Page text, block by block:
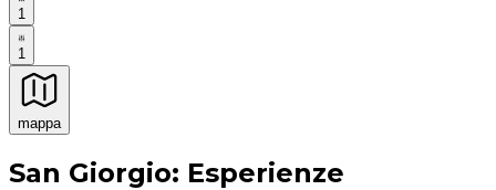
1
1
mappa
Esperienze culinarie indimenticabili: Esperienze
San Giorgio: Esperienze